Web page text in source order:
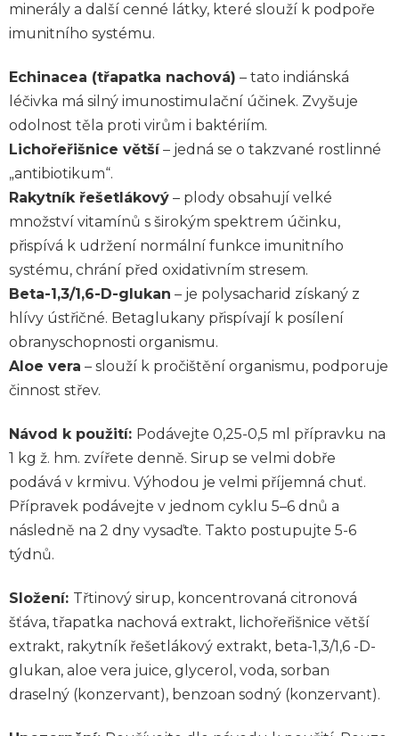
minerály a další cenné látky, které slouží k podpoře
imunitního systému.
Echinacea (třapatka nachová) – tato indiánská
léčivka má silný imunostimulační účinek. Zvyšuje
odolnost těla proti virům i baktériím.
Lichořeřišnice větší– jedná se o takzvané rostlinné
„antibiotikum“.
Rakytník řešetlákový – plody obsahují velké
množství vitamínů s širokým spektrem účinku,
přispívá k udržení normální funkce imunitního
systému, chrání před oxidativním stresem.
Beta-1,3/1,6-D-glukan – je polysacharid získaný z
hlívy ústřičné. Betaglukany přispívají k posílení
obranyschopnosti organismu.
Aloe vera – slouží k pročištění organismu, podporuje
činnost střev.
Návod k použití: Podávejte 0,25-0,5 ml přípravku na
1 kg ž. hm. zvířete denně. Sirup se velmi dobře
podává v krmivu. Výhodou je velmi příjemná chuť.
Přípravek podávejte v jednom cyklu 5–6 dnů a
následně na 2 dny vysaďte. Takto postupujte 5-6
týdnů.
Složení: Třtinový sirup, koncentrovaná citronová
šťáva, třapatka nachová extrakt, lichořeřišnice větší
extrakt, rakytník řešetlákový extrakt, beta-1,3/1,6 -D-
glukan, aloe vera juice, glycerol, voda, sorban
draselný (konzervant), benzoan sodný (konzervant).